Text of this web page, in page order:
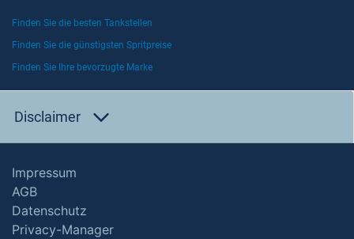
Finden Sie die besten Tankstellen
Finden Sie die günstigsten Spritpreise
Finden Sie Ihre bevorzugte Marke
Disclaimer
Impressum
AGB
Datenschutz
Privacy-Manager